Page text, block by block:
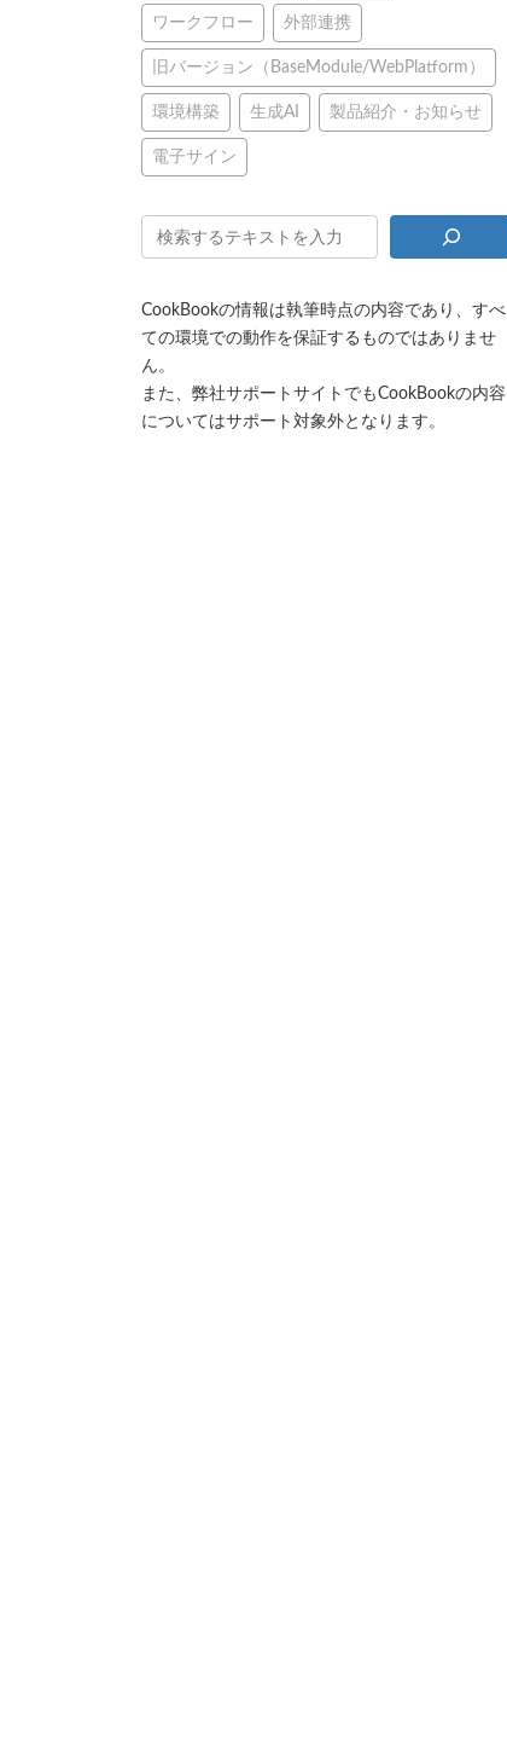
ワークフロー 外部連携
旧バージョン（BaseModule/WebPlatform）
環境構築 生成AI 製品紹介・お知らせ
電子サイン
CookBookの情報は執筆時点の内容であり、すべ
ての環境での動作を保証するものではありませ
ん。
また、弊社サポートサイトでもCookBookの内容
についてはサポート対象外となります。